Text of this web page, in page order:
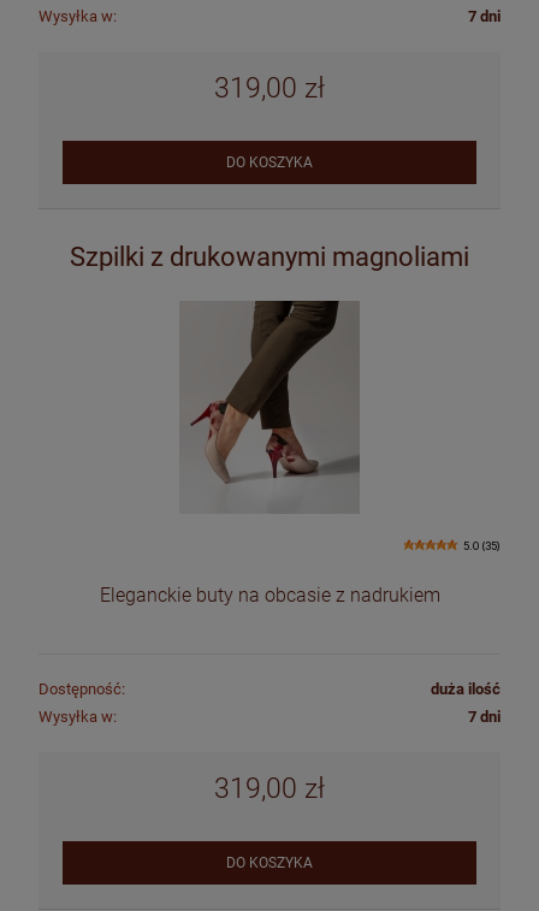
Wysyłka w:
7 dni
319,00 zł
DO KOSZYKA
Szpilki z drukowanymi magnoliami
5.0 (35)
Eleganckie buty na obcasie z nadrukiem
Dostępność:
duża ilość
Wysyłka w:
7 dni
319,00 zł
DO KOSZYKA